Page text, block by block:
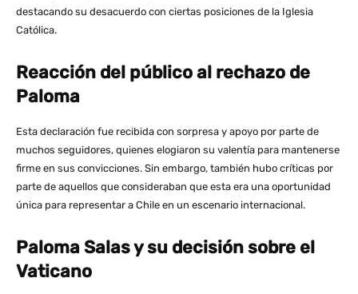
destacando su desacuerdo con ciertas posiciones de la Iglesia
Católica.
Reacción del público al rechazo de
Paloma
Esta declaración fue recibida con sorpresa y apoyo por parte de
muchos seguidores, quienes elogiaron su valentía para mantenerse
firme en sus convicciones. Sin embargo, también hubo críticas por
parte de aquellos que consideraban que esta era una oportunidad
única para representar a Chile en un escenario internacional.
Paloma Salas y su decisión sobre el
Vaticano